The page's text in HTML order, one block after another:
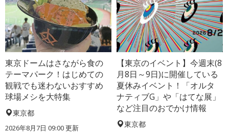
東京ドームはさながら食の
テーマパーク！はじめての
観戦でも迷わないおすすめ
球場メシを大特集
東京都
2026年8月7日 09:00更新
【東京のイベント】今週末(8
月8日～9日)に開催している
夏休みイベント！「オルタ
ナティブG」や「はてな展」
など注目のおでかけ情報
東京都